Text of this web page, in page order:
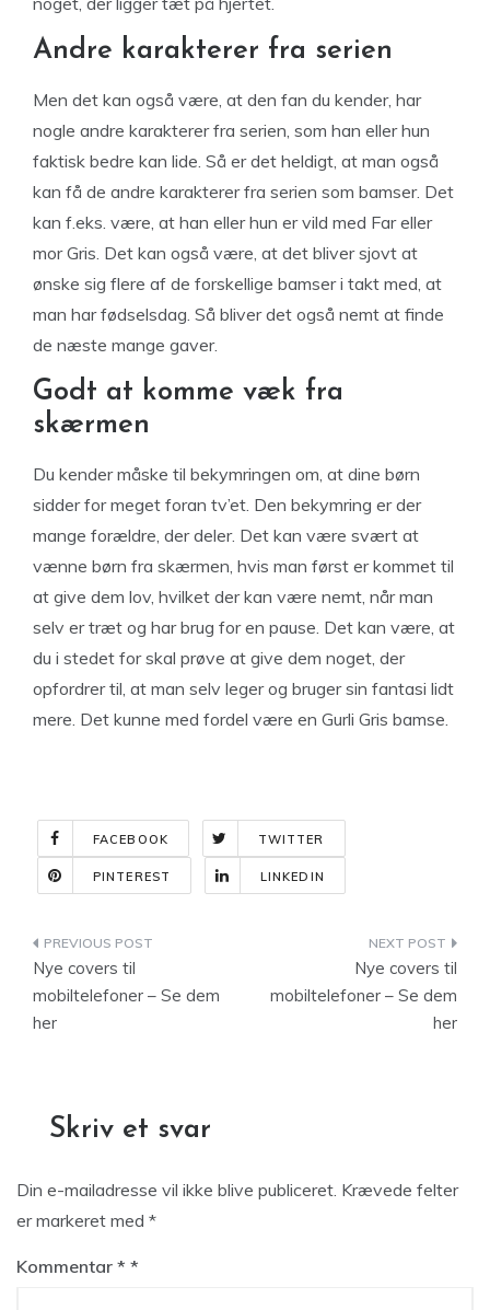
Andre karakterer fra serien
Men det kan også være, at den fan du kender, har
nogle andre karakterer fra serien, som han eller hun
faktisk bedre kan lide. Så er det heldigt, at man også
kan få de andre karakterer fra serien som bamser. Det
kan f.eks. være, at han eller hun er vild med Far eller
mor Gris. Det kan også være, at det bliver sjovt at
ønske sig flere af de forskellige bamser i takt med, at
man har fødselsdag. Så bliver det også nemt at finde
de næste mange gaver.
Godt at komme væk fra
skærmen
Du kender måske til bekymringen om, at dine børn
sidder for meget foran tv’et. Den bekymring er der
mange forældre, der deler. Det kan være svært at
vænne børn fra skærmen, hvis man først er kommet til
at give dem lov, hvilket der kan være nemt, når man
selv er træt og har brug for en pause. Det kan være, at
du i stedet for skal prøve at give dem noget, der
opfordrer til, at man selv leger og bruger sin fantasi lidt
mere. Det kunne med fordel være en Gurli Gris bamse.
FACEBOOK TWITTER
PINTEREST LINKEDIN
Indlægsnavigation
Nye covers til
mobiltelefoner – Se dem
her
Nye covers til
mobiltelefoner – Se dem
her
Skriv et svar
Din e-mailadresse vil ikke blive publiceret. Krævede felter
er markeret med *
Kommentar *